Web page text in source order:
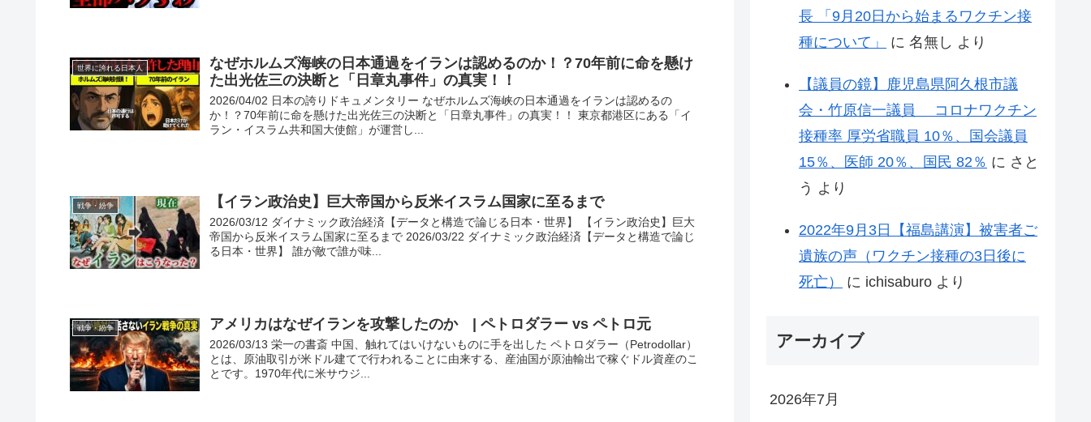
世界に誇れる日本人
なぜホルムズ海峡の日本通過をイランは認めるのか！？70年前に命を懸け
た出光佐三の決断と「日章丸事件」の真実！！
2026/04/02 日本の誇りドキュメンタリー なぜホルムズ海峡の日本通過をイランは認めるの
か！？70年前に命を懸けた出光佐三の決断と「日章丸事件」の真実！！ 東京都港区にある「イ
ラン・イスラム共和国大使館」が運営し...
戦争・紛争 【イラン政治史】巨大帝国から反米イスラム国家に至るまで
2026/03/12 ダイナミック政治経済【データと構造で論じる日本・世界】 【イラン政治史】巨大
帝国から反米イスラム国家に至るまで 2026/03/22 ダイナミック政治経済【データと構造で論じ
る日本・世界】 誰が敵で誰が味...
戦争・紛争 アメリカはなぜイランを攻撃したのか | ペトロダラー vs ペトロ元
2026/03/13 栄一の書斎 中国、触れてはいけないものに手を出した ペトロダラー（Petrodollar）
とは、原油取引が米ドル建てで行われることに由来する、産油国が原油輸出で稼ぐドル資産のこ
とです。1970年代に米サウジ...
長 「9月20日から始まるワクチン接
種について」
に 名無し より
【議員の鏡】鹿児島県阿久根市議
会・竹原信一議員 コロナワクチン
接種率 厚労省職員 10％、国会議員
15％、医師 20％、国民 82％ に さと
う より
2022年9月3日【福島講演】被害者ご
遺族の声（ワクチン接種の3日後に
死亡）
に ichisaburo より
アーカイブ
2026年7月